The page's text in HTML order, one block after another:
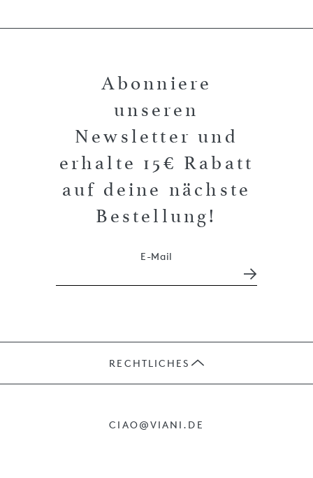
Abonniere
unseren
Newsletter und
erhalte 15€ Rabatt
auf deine nächste
Bestellung!
E-Mail
RECHTLICHES
CIAO@VIANI.DE